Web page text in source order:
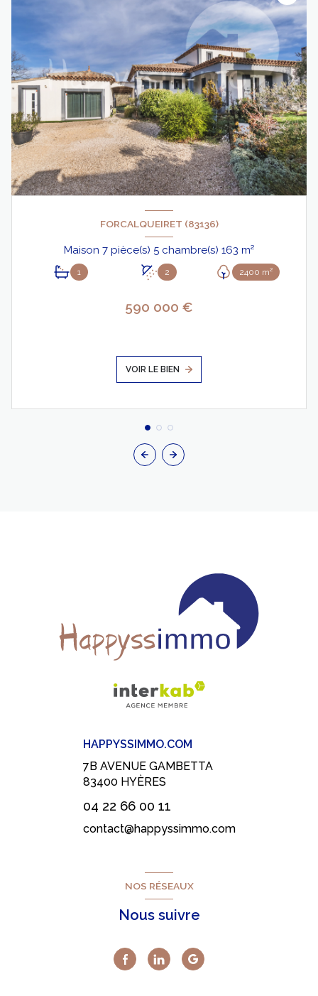
FORCALQUEIRET (83136)
Maison 7 pièce(s) 5 chambre(s) 163 m²
1 2 2400 m²
590 000 €
VOIR LE BIEN
HAPPYSSIMMO.COM
7B AVENUE GAMBETTA
83400 HYÈRES
04 22 66 00 11
contact@happyssimmo.com
NOS RÉSEAUX
Nous suivre